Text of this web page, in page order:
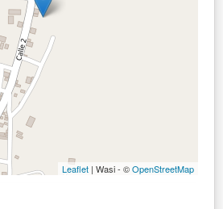
Leaflet | Wasi - ©OpenStreetMap